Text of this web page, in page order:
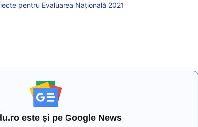
pentru Evaluarea Națională 2021
este și pe Google News